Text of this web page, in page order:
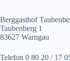
Berggasthof
Taubenberg 1
83627 Warngau
Telefon 0 80 20 / 17